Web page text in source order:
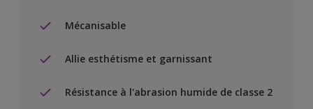
Mécanisable
Allie esthétisme et garnissant
Résistance à l'abrasion humide de classe 2